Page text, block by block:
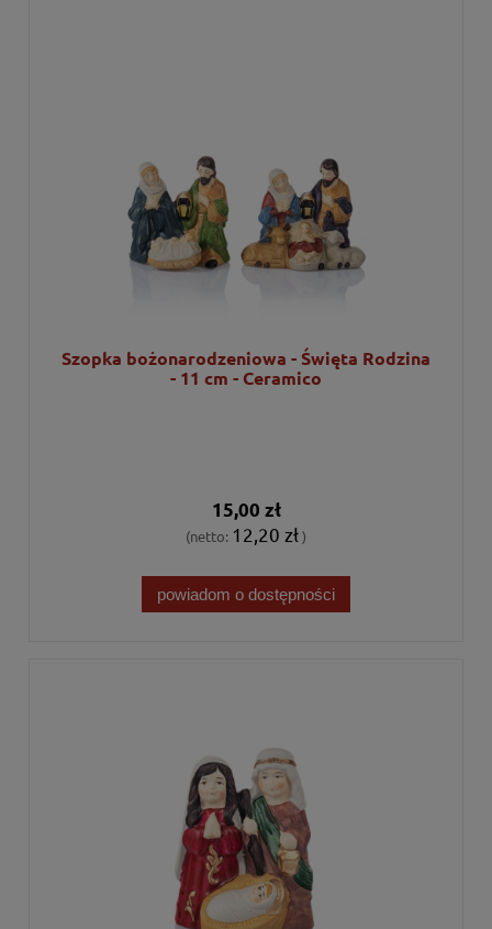
Szopka bożonarodzeniowa - Święta Rodzina
- 11 cm - Ceramico
15,00 zł
(netto: 12,20 zł)
powiadom o dostępności